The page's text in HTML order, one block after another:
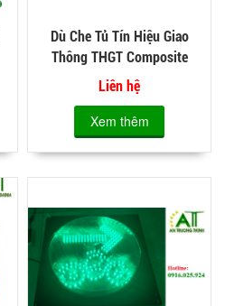
Dù Che Tủ Tín Hiệu Giao
Thông THGT Composite
Liên hệ
Xem thêm